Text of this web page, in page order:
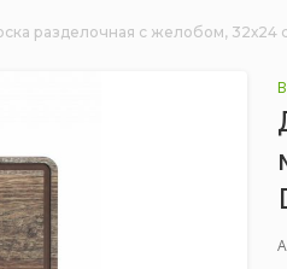
разделочная c желобом, 32х24